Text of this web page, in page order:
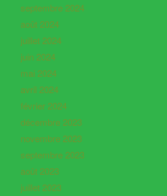
septembre 2024
août 2024
juillet 2024
juin 2024
mai 2024
avril 2024
février 2024
décembre 2023
novembre 2023
septembre 2023
août 2023
juillet 2023